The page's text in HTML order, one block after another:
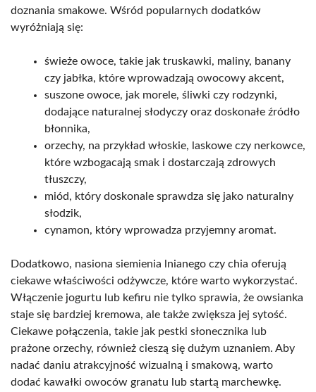
doznania smakowe. Wśród popularnych dodatków
wyróżniają się:
świeże owoce, takie jak truskawki, maliny, banany
czy jabłka, które wprowadzają owocowy akcent,
suszone owoce, jak morele, śliwki czy rodzynki,
dodające naturalnej słodyczy oraz doskonałe źródło
błonnika,
orzechy, na przykład włoskie, laskowe czy nerkowce,
które wzbogacają smak i dostarczają zdrowych
tłuszczy,
miód, który doskonale sprawdza się jako naturalny
słodzik,
cynamon, który wprowadza przyjemny aromat.
Dodatkowo, nasiona siemienia lnianego czy chia oferują
ciekawe właściwości odżywcze, które warto wykorzystać.
Włączenie jogurtu lub kefiru nie tylko sprawia, że owsianka
staje się bardziej kremowa, ale także zwiększa jej sytość.
Ciekawe połączenia, takie jak pestki słonecznika lub
prażone orzechy, również cieszą się dużym uznaniem. Aby
nadać daniu atrakcyjność wizualną i smakową, warto
dodać kawałki owoców granatu lub startą marchewkę.